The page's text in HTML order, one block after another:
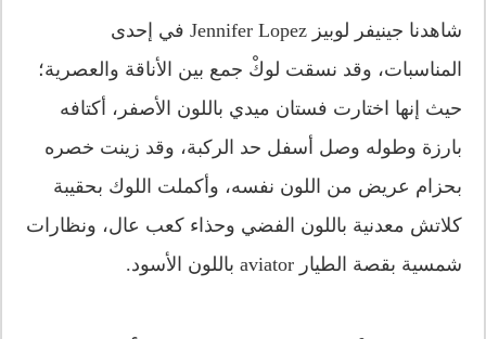
شاهدنا جينيفر لوبيز Jennifer Lopez في إحدى
المناسبات، وقد نسقت لوكْ جمع بين الأناقة والعصرية؛
حيث إنها اختارت فستان ميدي باللون الأصفر، أكتافه
بارزة وطوله وصل أسفل حد الركبة، وقد زينت خصره
بحزام عريض من اللون نفسه، وأكملت اللوك بحقيبة
كلاتش معدنية باللون الفضي وحذاء كعب عال، ونظارات
شمسية بقصة الطيار aviator باللون الأسود.